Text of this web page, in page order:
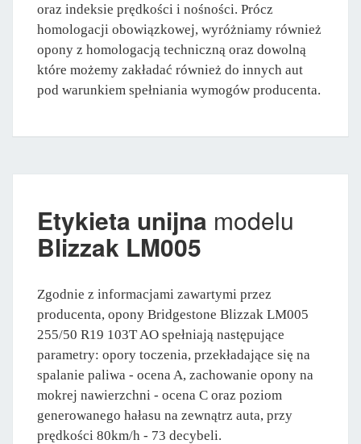
oraz indeksie prędkości i nośności. Prócz
homologacji obowiązkowej, wyróżniamy również
opony z homologacją techniczną oraz dowolną
które możemy zakładać również do innych aut
pod warunkiem spełniania wymogów producenta.
Etykieta unijna modelu
Blizzak LM005
Zgodnie z informacjami zawartymi przez
producenta, opony Bridgestone Blizzak LM005
255/50 R19 103T AO spełniają następujące
parametry: opory toczenia, przekładające się na
spalanie paliwa - ocena A, zachowanie opony na
mokrej nawierzchni - ocena C oraz poziom
generowanego hałasu na zewnątrz auta, przy
prędkości 80km/h - 73 decybeli.